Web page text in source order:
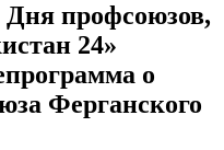
профсоюзов,
24»
о
Ферганского